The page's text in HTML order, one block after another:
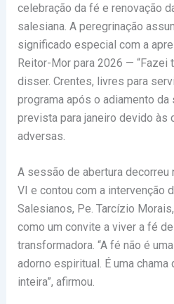
celebração da fé e renovação
salesiana. A peregrinação
significado especial com a
Reitor-Mor para 2026 — “Fazei
disser. Crentes, livres para
programa após o adiamento
prevista para janeiro devido
adversas.
A sessão de abertura decorreu
VI e contou com a intervenção
Salesianos, Pe. Tarcízio
como um convite a viver a fé
transformadora. “A fé não é
adorno espiritual. É uma
inteira”, afirmou.